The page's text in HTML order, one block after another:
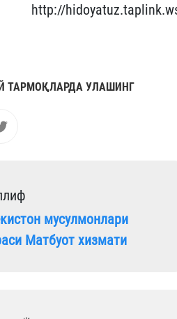
http://
ТАРМОҚЛАРДА УЛАШИНГ
мусулмонлари
Матбуот хизмати